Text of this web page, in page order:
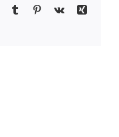
Tumblr Pinterest
Vk
Xing